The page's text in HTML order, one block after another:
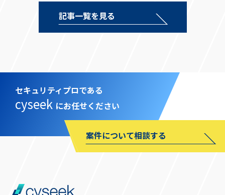
記事一覧を見る
セキュリティプロである
cyseek にお任せください
案件について相談する